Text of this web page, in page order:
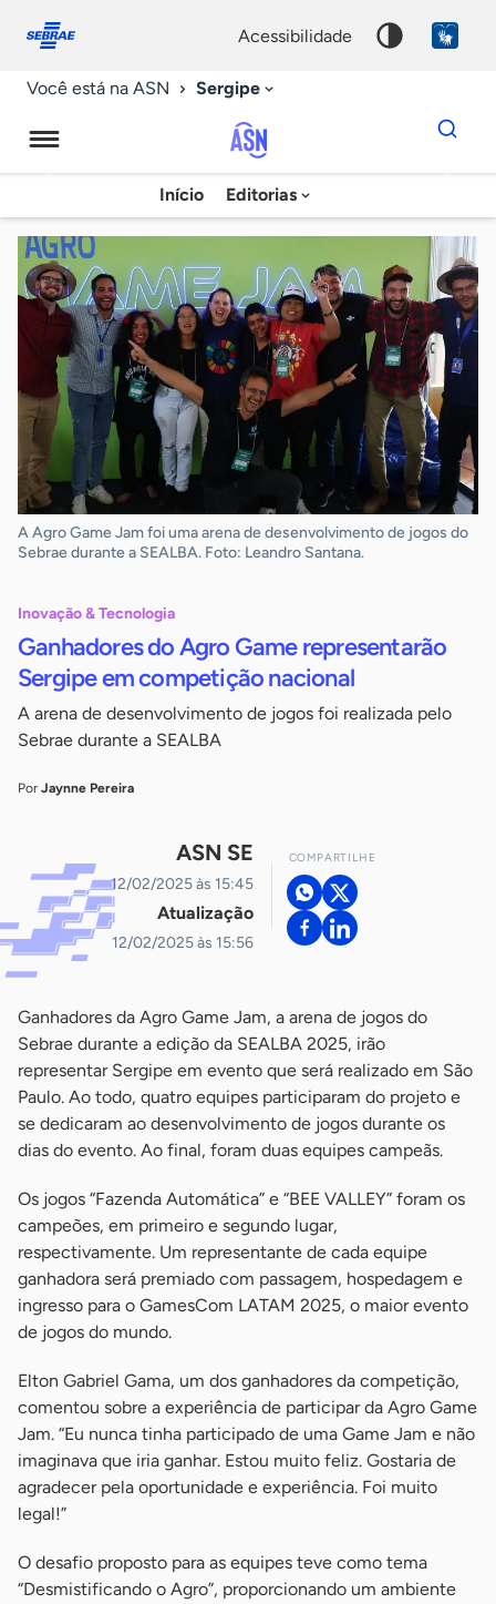
conosco
acessibilidade
Você está na ASN Sergipe
Agência
Sebrae
de
Notícias
Início Editorias
Dados
para
chave
A Agro Game Jam foi uma arena de desenvolvimento de jogos do
Sebrae durante a SEALBA. Foto: Leandro Santana.
Inovação & Tecnologia
Ganhadores do Agro Game representarão
Sergipe em competição nacional
A arena de desenvolvimento de jogos foi realizada pelo
Sebrae durante a SEALBA
Por Jaynne Pereira
ASN SE
12/02/2025 às 15:45
Atualização
12/02/2025 às 15:56
COMPARTILHE
Ganhadores da Agro Game Jam, a arena de jogos do
Sebrae durante a edição da SEALBA 2025, irão
representar Sergipe em evento que será realizado em São
Paulo. Ao todo, quatro equipes participaram do projeto e
se dedicaram ao desenvolvimento de jogos durante os
dias do evento. Ao final, foram duas equipes campeãs.
Os jogos “Fazenda Automática” e “BEE VALLEY” foram os
campeões, em primeiro e segundo lugar,
respectivamente. Um representante de cada equipe
ganhadora será premiado com passagem, hospedagem e
ingresso para o GamesCom LATAM 2025, o maior evento
de jogos do mundo.
Elton Gabriel Gama, um dos ganhadores da competição,
comentou sobre a experiência de participar da Agro Game
Jam. “Eu nunca tinha participado de uma Game Jam e não
imaginava que iria ganhar. Estou muito feliz. Gostaria de
agradecer pela oportunidade e experiência. Foi muito
legal!”
O desafio proposto para as equipes teve como tema
“Desmistificando o Agro”, proporcionando um ambiente